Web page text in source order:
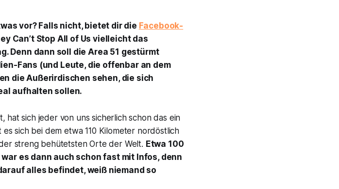
vor? Falls nicht, bietet dir die Facebook-
Can’t Stop All of Us vielleicht das
Denn dann soll die Area 51 gestürmt
Fans (und Leute, die offenbar an dem
die Außerirdischen sehen, die sich
aufhalten sollen.
hat sich jeder von uns sicherlich schon das ein
sich bei dem etwa 110 Kilometer nordöstlich
streng behütetsten Orte der Welt. Etwa 100
es dann auch schon fast mit Infos, denn
alles befindet, weiß niemand so